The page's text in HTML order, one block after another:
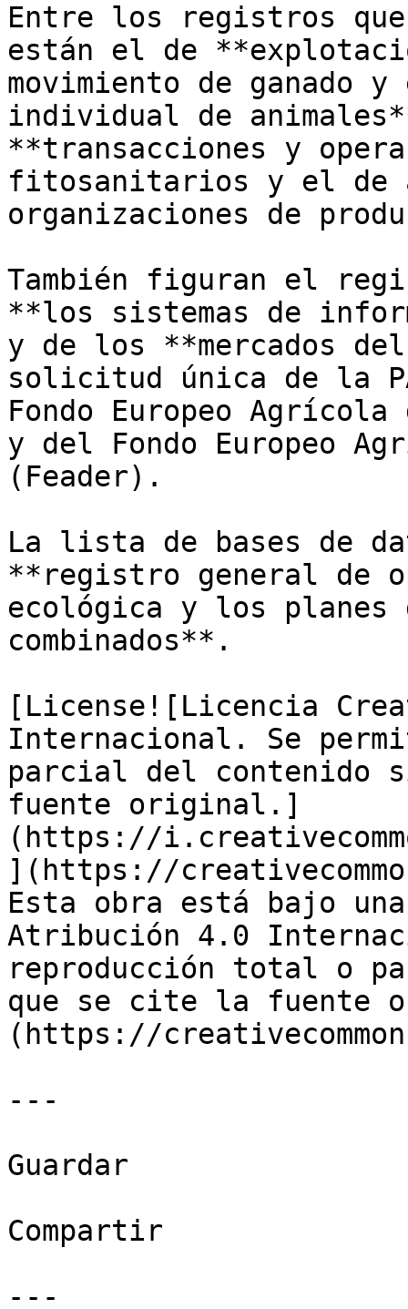
Entre los registros
están el de
movimiento de
individual de
**transacciones y
fitosanitarios y el de
organizaciones de
También figuran el
**los sistemas de
y de los **mercados
solicitud única de la
Fondo Europeo
y del Fondo Europeo
(Feader).
La lista de bases de
**registro general de
ecológica y los planes
combinados**.
[License![Licencia
Internacional. Se
parcial del contenido
fuente original.]
(https://
](https://
Esta obra está bajo
Atribución 4.0
reproducción total o
que se cite la fuente
(https://
---
Guardar
Compartir
---